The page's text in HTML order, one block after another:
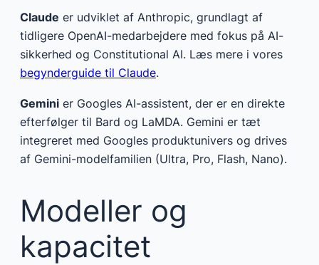
Claude er udviklet af Anthropic, grundlagt af
tidligere OpenAI-medarbejdere med fokus på AI-
sikkerhed og Constitutional AI. Læs mere i vores
begynderguide til Claude.
Gemini er Googles AI-assistent, der er en direkte
efterfølger til Bard og LaMDA. Gemini er tæt
integreret med Googles produktunivers og drives
af Gemini-modelfamilien (Ultra, Pro, Flash, Nano).
Modeller og
kapacitet